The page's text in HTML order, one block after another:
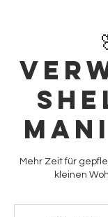
Mehr Zeit für
kleinen